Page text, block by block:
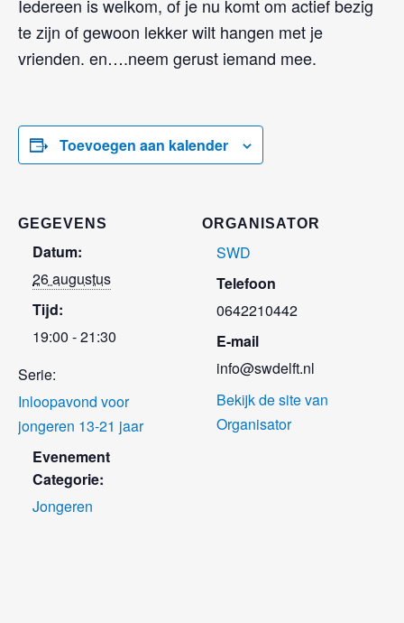
Iedereen is welkom, of je nu komt om actief bezig
te zijn of gewoon lekker wilt hangen met je
vrienden. en….neem gerust iemand mee.
Toevoegen aan kalender
GEGEVENS
Datum:
26 augustus
Tijd:
19:00 - 21:30
Serie:
Inloopavond voor
jongeren 13-21 jaar
Evenement
Categorie:
Jongeren
ORGANISATOR
SWD
Telefoon
0642210442
E-mail
info@swdelft.nl
Bekijk de site van
Organisator